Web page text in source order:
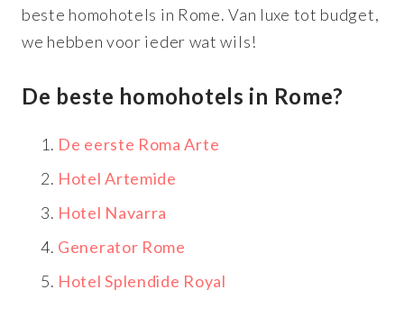
beste homohotels in Rome. Van luxe tot budget,
we hebben voor ieder wat wils!
De beste homohotels in Rome?
De eerste Roma Arte
Hotel Artemide
Hotel Navarra
Generator Rome
Hotel Splendide Royal